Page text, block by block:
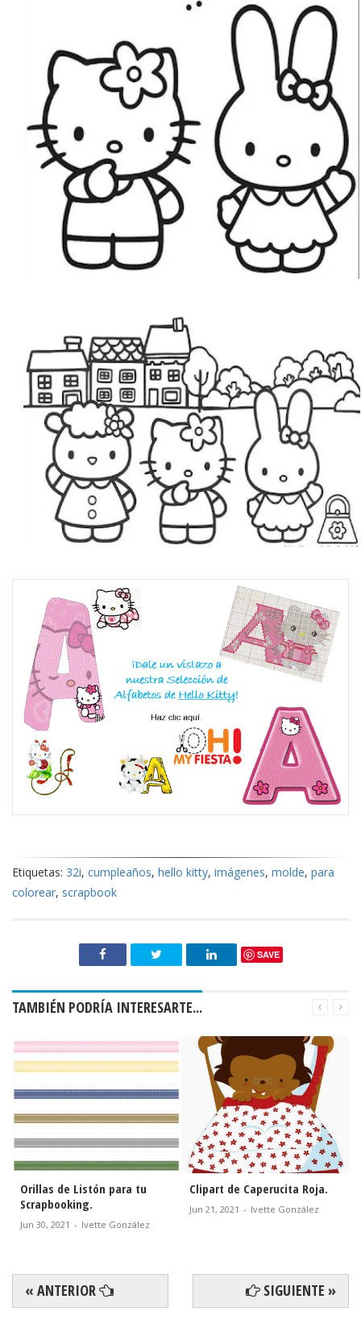
Etiquetas: 32i, cumpleaños, hello kitty, imágenes, molde, para
colorear, scrapbook
SAVE
TAMBIÉN PODRÍA INTERESARTE...
Clipart Bella Navidad.
Nov 01, 2021 - Ivette González
Imprimibles de Pocahontas.
Sept 08, 2021 Ivette González
« ANTERIOR SIGUIENTE »